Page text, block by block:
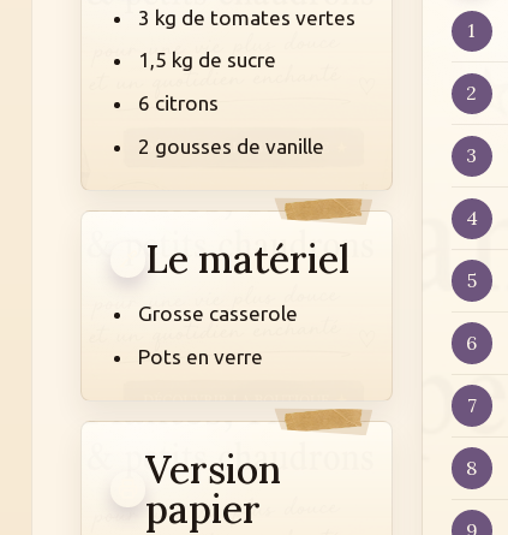
3 kg de tomates vertes
1,5 kg de sucre
6 citrons
2 gousses de vanille
Le matériel
Grosse casserole
Pots en verre
Version
papier